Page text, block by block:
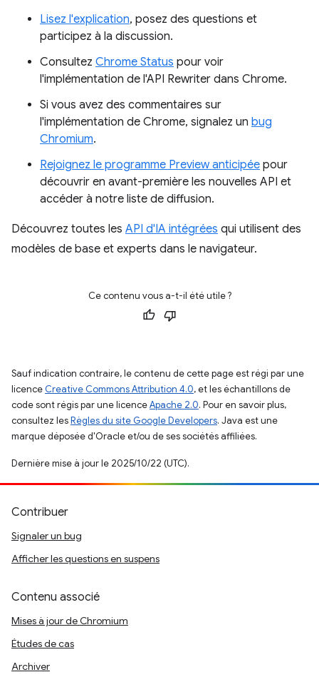
Lisez l'explication, posez des questions et
participez à la discussion.
Consultez Chrome Status pour voir
l'implémentation de l'API Rewriter dans Chrome.
Si vous avez des commentaires sur
l'implémentation de Chrome, signalez un bug
Chromium.
Rejoignez le programme Preview anticipée pour
découvrir en avant-première les nouvelles API et
accéder à notre liste de diffusion.
Découvrez toutes les API d'IA intégrées qui utilisent des
modèles de base et experts dans le navigateur.
Ce contenu vous a-t-il été utile ?
Sauf indication contraire, le contenu de cette page est régi par une
licence Creative Commons Attribution 4.0, et les échantillons de
code sont régis par une licenceApache 2.0. Pour en savoir plus,
consultez lesRègles du site Google Developers. Java est une
marque déposée d'Oracle et/ou de ses sociétés affiliées.
Dernière mise à jour le 2025/10/22 (UTC).
Contribuer
Signaler un bug
Afficher les questions en suspens
Contenu associé
Mises à jour de Chromium
Études de cas
Archiver